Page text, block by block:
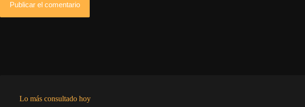
Publicar el comentario
Lo más consultado hoy